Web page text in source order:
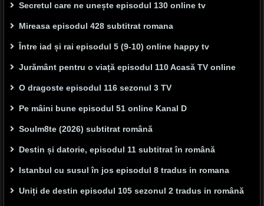
Secretul care ne unește episodul 130 online tv
Mireasa episodul 428 subtitrat romana
Între iad și rai episodul 5 (9-10) online happy tv
Jurământ pentru o viață episodul 110 Acasă TV online
O dragoste episodul 116 sezonul 3 TV
Pe mâini bune episodul 51 online Kanal D
Soulm8te (2026) subtitrat română
Destin și datorie, episodul 11 subtitrat în română
Istanbul cu susul în jos episodul 8 tradus in romana
Uniți de destin episodul 105 sezonul 2 tradus in română